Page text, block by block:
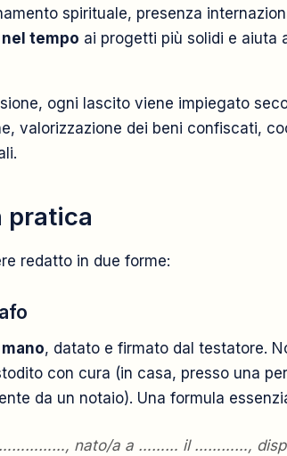
spirituale, presenza
tempo ai progetti più solidi e aiuta
ogni lascito viene impiegato
valorizzazione dei beni confiscati,
pratica
redatto in due forme:
, datato e firmato dal testatore.
con cura (in casa, presso una
da un notaio). Una formula
nato/a a ……… il …………,